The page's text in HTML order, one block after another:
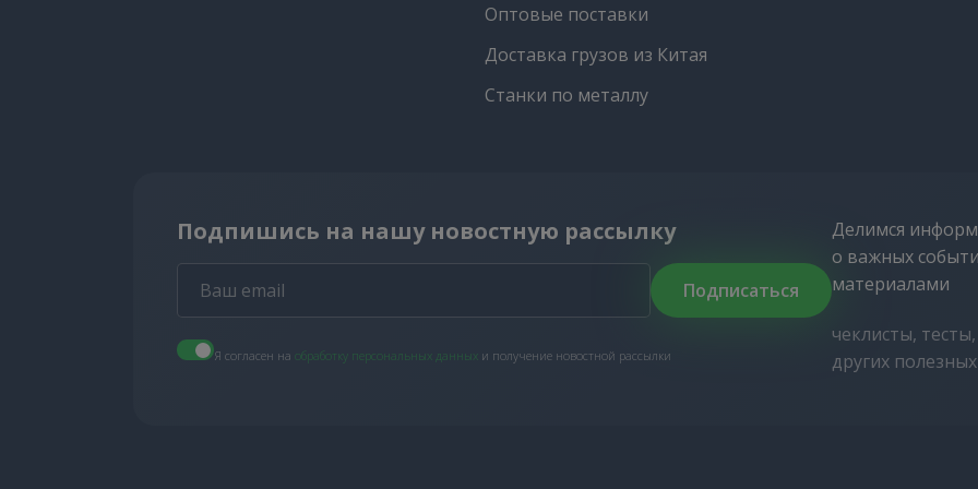
Оптовые поставки
Доставка грузов из Китая
Станки по металлу
Подпишись на нашу новостную рассылку
Подписаться
Я согласен на обработку персональных данных и получение новостной рассылки
Делимся
о важных
материалами
чеклисты,
других